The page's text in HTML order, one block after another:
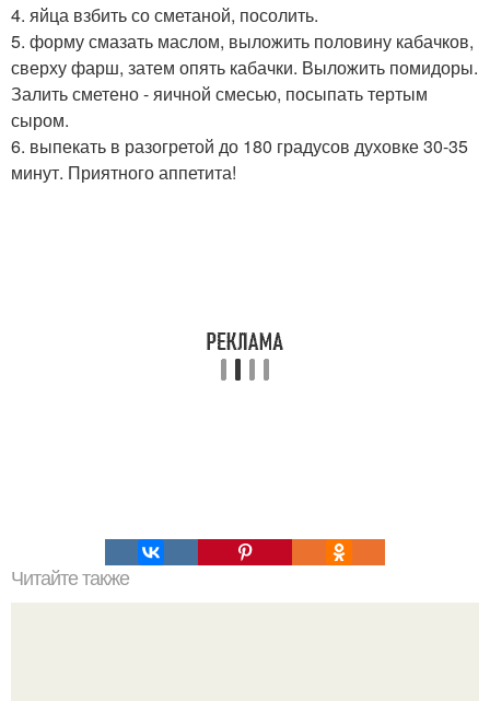
4. яйца взбить со сметаной, посолить.
5. форму смазать маслом, выложить половину кабачков,
сверху фарш, затем опять кабачки. Выложить помидоры.
Залить сметено - яичной смесью, посыпать тертым
сыром.
6. выпекать в разогретой до 180 градусов духовке 30-35
минут. Приятного аппетита!
Читайте также